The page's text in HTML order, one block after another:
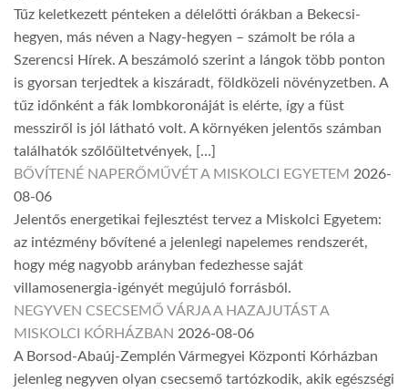
Tűz keletkezett pénteken a délelőtti órákban a Bekecsi-
hegyen, más néven a Nagy-hegyen – számolt be róla a
Szerencsi Hírek. A beszámoló szerint a lángok több ponton
is gyorsan terjedtek a kiszáradt, földközeli növényzetben. A
tűz időnként a fák lombkoronáját is elérte, így a füst
messziről is jól látható volt. A környéken jelentős számban
találhatók szőlőültetvények, […]
BŐVÍTENÉ NAPERŐMŰVÉT A MISKOLCI EGYETEM 2026-
08-06
Jelentős energetikai fejlesztést tervez a Miskolci Egyetem:
az intézmény bővítené a jelenlegi napelemes rendszerét,
hogy még nagyobb arányban fedezhesse saját
villamosenergia-igényét megújuló forrásból.
NEGYVEN CSECSEMŐ VÁRJA A HAZAJUTÁST A
MISKOLCI KÓRHÁZBAN 2026-08-06
A Borsod-Abaúj-Zemplén Vármegyei Központi Kórházban
jelenleg negyven olyan csecsemő tartózkodik, akik egészségi